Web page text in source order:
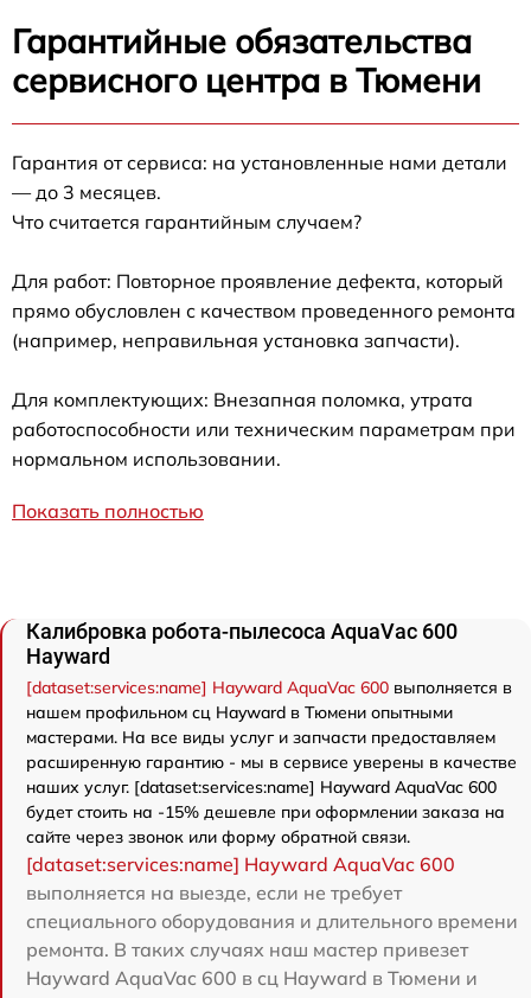
Гарантийные обязательства
сервисного центра в Тюмени
Гарантия от сервиса: на установленные нами детали
— до 3 месяцев.
Что считается гарантийным случаем?
Для работ: Повторное проявление дефекта, который
прямо обусловлен с качеством проведенного ремонта
(например, неправильная установка запчасти).
Для комплектующих: Внезапная поломка, утрата
работоспособности или техническим параметрам при
нормальном использовании.
Показать полностью
Калибровка робота-пылесоса AquaVac 600
Hayward
[dataset:services:name] Hayward AquaVac 600 выполняется в
нашем профильном сц Hayward в Тюмени опытными
мастерами. На все виды услуг и запчасти предоставляем
расширенную гарантию - мы в сервисе уверены в качестве
наших услуг. [dataset:services:name] Hayward AquaVac 600
будет стоить на -15% дешевле при оформлении заказа на
сайте через звонок или форму обратной связи.
[dataset:services:name] Hayward AquaVac 600
выполняется на выезде, если не требует
специального оборудования и длительного времени
ремонта. В таких случаях наш мастер привезет
Hayward AquaVac 600 в сц Hayward в Тюмени и